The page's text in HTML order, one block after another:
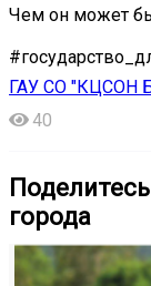
Чем он может
ГАУ СО "КЦСОН
40
города